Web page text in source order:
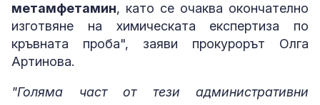
метамфетамин, като се очаква окончателно
изготвяне на химическата експертиза по
кръвната проба", заяви прокурорът Олга
Артинова.
"Голяма част от тези административни